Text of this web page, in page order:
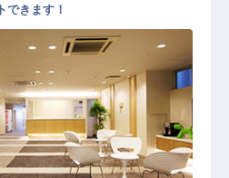
ム担当（アシスタントマ
できます！